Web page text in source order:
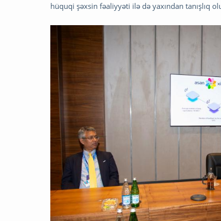
hüquqi şəxsin fəaliyyəti ilə də yaxından tanışlıq